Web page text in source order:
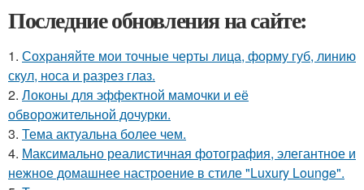
Последние обновления на сайте:
1. Сохраняйте мои точные черты лица, форму губ, линию
скул, носа и разрез глаз.
2. Локоны для эффектной мамочки и её
обворожительной дочурки.
3. Тема актуальна более чем.
4. Максимально реалистичная фотография, элегантное и
нежное домашнее настроение в стиле "Luxury Lounge".